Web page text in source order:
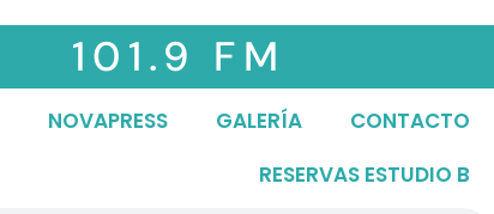
101.9 FM
NOVAPRESS GALERÍA
CONTACTO
RESERVAS ESTUDIO B